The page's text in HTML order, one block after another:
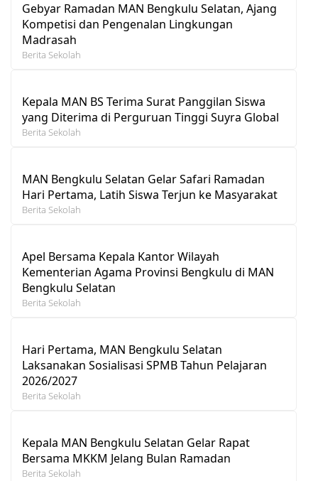
Gebyar Ramadan MAN Bengkulu Selatan, Ajang
Kompetisi dan Pengenalan Lingkungan
Madrasah
Berita Sekolah
Kepala MAN BS Terima Surat Panggilan Siswa
yang Diterima di Perguruan Tinggi Suyra Global
Berita Sekolah
MAN Bengkulu Selatan Gelar Safari Ramadan
Hari Pertama, Latih Siswa Terjun ke Masyarakat
Berita Sekolah
Apel Bersama Kepala Kantor Wilayah
Kementerian Agama Provinsi Bengkulu di MAN
Bengkulu Selatan
Berita Sekolah
Hari Pertama, MAN Bengkulu Selatan
Laksanakan Sosialisasi SPMB Tahun Pelajaran
2026/2027
Berita Sekolah
Kepala MAN Bengkulu Selatan Gelar Rapat
Bersama MKKM Jelang Bulan Ramadan
Berita Sekolah